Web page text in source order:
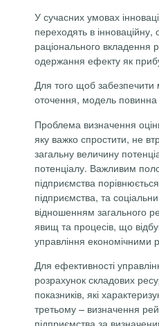
У сучасних умовах
переходять в
раціонального вкладення
одержання ефекту як
Для того щоб забезпечити
оточення, модель повинна
Проблема визначення
яку важко спростити, не
загальну величину
потенціалу. Важливим
підприємства
підприємства, та
відношенням загального
явищ та процесів, що
управління економічними
Для ефективності
розрахунок складових
показників, які
третьому – визначення
підприємства за